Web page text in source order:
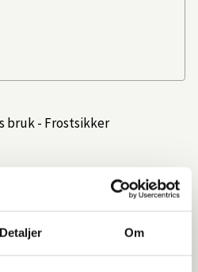
Detaljer Om
bruk - Frostsikker